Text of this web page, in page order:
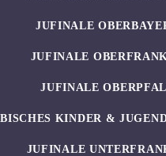
JUFINALE
JUFINALE
JUFINALE
KINDER &
JUFINALE